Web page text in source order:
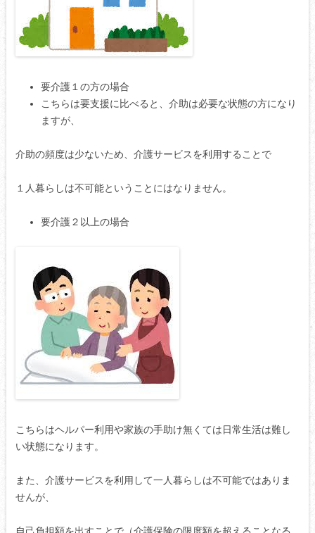
要介護１の方の場合
こちらは要支援に比べると、介助は必要な状態の方になり
ますが、
介助の頻度は少ないため、介護サービスを利用することで
１人暮らしは不可能ということにはなりません。
要介護２以上の場合
こちらはヘルパー利用や家族の手助け無くては日常生活は難し
い状態になります。
また、介護サービスを利用して一人暮らしは不可能ではありま
せんが、